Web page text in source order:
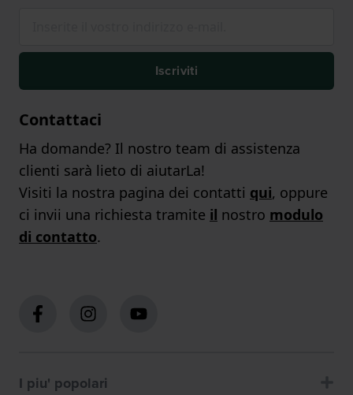
Iscriviti
Contattaci
Ha domande? Il nostro team di assistenza
clienti sarà lieto di aiutarLa!
Visiti la nostra pagina dei contatti qui, oppure
ci invii una richiesta tramite il nostro modulo
di contatto.
I piu' popolari